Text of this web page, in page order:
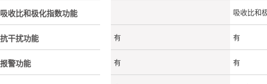
吸收比和极化指数功能 吸收比和
抗干扰功能 有 有
报警功能 有 有